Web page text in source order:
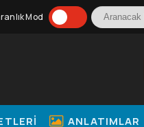
Mod
ANLATIMLAR